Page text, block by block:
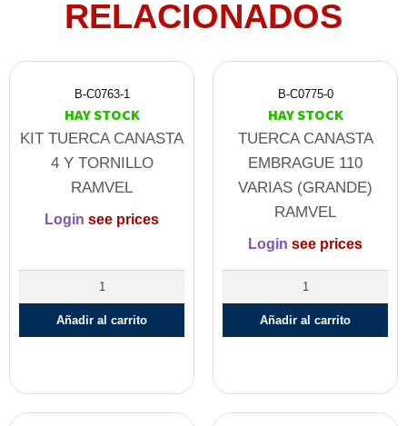
RELACIONADOS
B-C0763-1
HAY STOCK
KIT TUERCA CANASTA
4 Y TORNILLO
RAMVEL
Login see prices
Añadir al carrito
B-C0775-0
HAY STOCK
TUERCA CANASTA
EMBRAGUE 110
VARIAS (GRANDE)
RAMVEL
Login see prices
Añadir al carrito